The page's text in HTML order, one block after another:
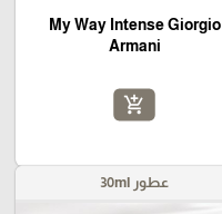
My Way Intense Giorgio
Armani
add_shopping_cart
عطور 30ml